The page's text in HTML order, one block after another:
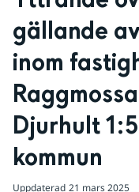
gällande
inom
Djurhult
kommun
Uppdaterad 21 mars 2025